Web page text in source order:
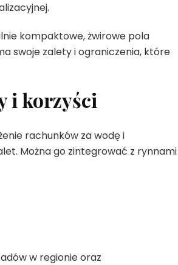
kompaktowe, żwirowe pola
swoje zalety i ograniczenia, które
i korzyści
rachunków za wodę i
Można go zintegrować z rynnami
w regionie oraz